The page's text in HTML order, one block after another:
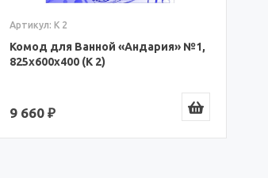
Артикул: К 2
Комод для Ванной «Андария» №1,
825x600x400 (К 2)
9 660 ₽